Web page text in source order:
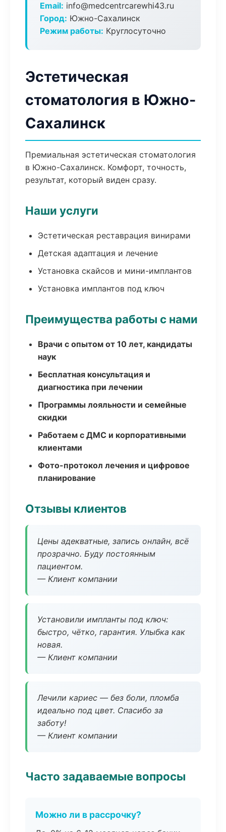
Email: info@medcentrcarewhi43.ru
Город: Южно-Сахалинск
Режим работы: Круглосуточно
Эстетическая
стоматология в Южно-
Сахалинск
Премиальная эстетическая стоматология
в Южно-Сахалинск. Комфорт, точность,
результат, который виден сразу.
Наши услуги
Эстетическая реставрация винирами
Детская адаптация и лечение
Установка скайсов и мини-имплантов
Установка имплантов под ключ
Преимущества работы с нами
Врачи с опытом от 10 лет, кандидаты
наук
Бесплатная консультация и
диагностика при лечении
Программы лояльности и семейные
скидки
Работаем с ДМС и корпоративными
клиентами
Фото-протокол лечения и цифровое
планирование
Отзывы клиентов
Цены адекватные, запись онлайн, всё
прозрачно. Буду постоянным
пациентом.
— Клиент компании
Установили импланты под ключ:
быстро, чётко, гарантия. Улыбка как
новая.
— Клиент компании
Лечили кариес — без боли, пломба
идеально под цвет. Спасибо за
заботу!
— Клиент компании
Часто задаваемые вопросы
Можно ли в рассрочку?